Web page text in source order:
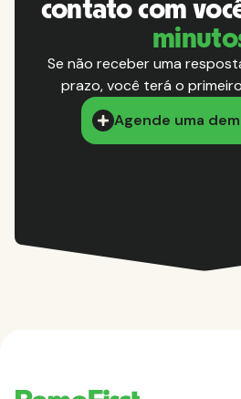
contato com
Se não receber uma
prazo, você terá o primeiro
Agende uma